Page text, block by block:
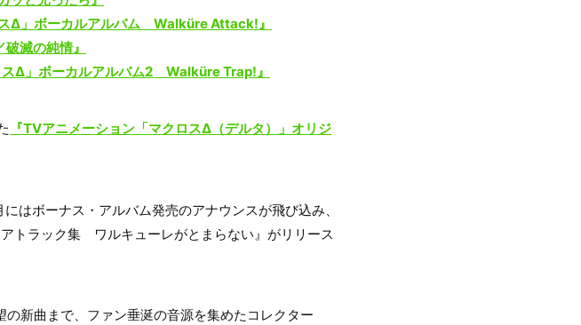
スΔ」ボーカルアルバム Walküre Attack!』
滅の純情』
スΔ」ボーカルアルバム2 Walküre Trap!』
『TVアニメーション「マクロスΔ（デルタ）」オリジ
はボーナス・アルバム発売のアナウンスが飛び込み、
トラック集 ワルキューレがとまらない』がリリース
新曲まで、ファン垂涎の音源を集めたコレクター